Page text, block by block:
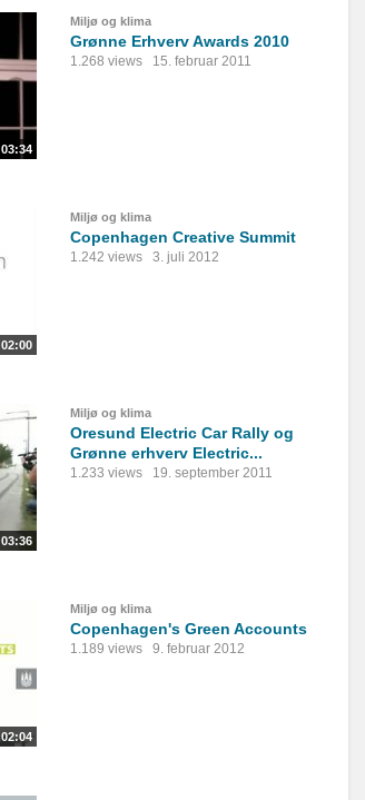
03:34
Miljø og klima
Grønne Erhverv Awards 2010
1.268 views 15. februar 2011
02:00
Miljø og klima
Copenhagen Creative Summit
1.242 views 3. juli 2012
03:36
Miljø og klima
Oresund Electric Car Rally og
Grønne erhverv Electric...
1.233 views 19. september 2011
02:04
Miljø og klima
Copenhagen's Green Accounts
1.189 views 9. februar 2012